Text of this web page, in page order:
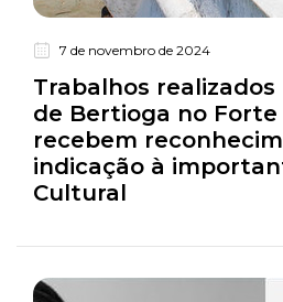
7 de novembro de 2024
Trabalhos
de Bertioga no Forte
recebem
indicação à
Cultural